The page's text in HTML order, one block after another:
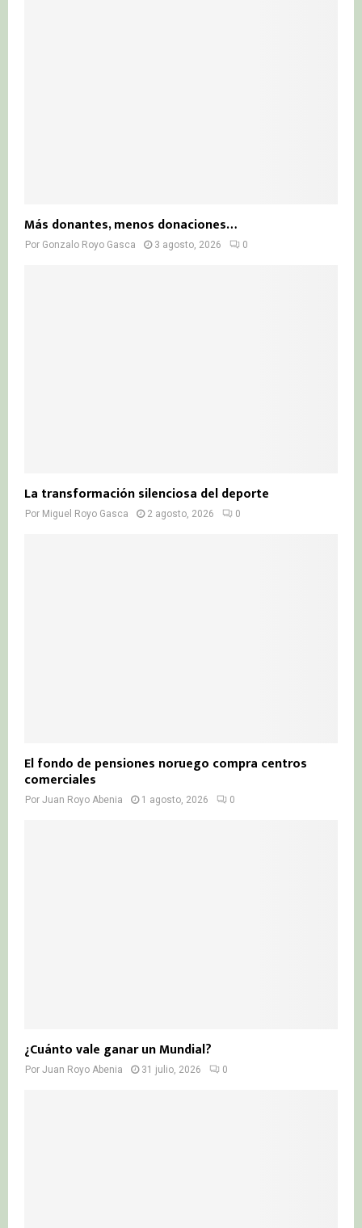
Más donantes, menos donaciones…
Por Gonzalo Royo Gasca 3 agosto, 2026 0
La transformación silenciosa del deporte
Por Miguel Royo Gasca 2 agosto, 2026 0
El fondo de pensiones noruego compra centros
comerciales
Por Juan Royo Abenia 1 agosto, 2026 0
¿Cuánto vale ganar un Mundial?
Por Juan Royo Abenia 31 julio, 2026 0